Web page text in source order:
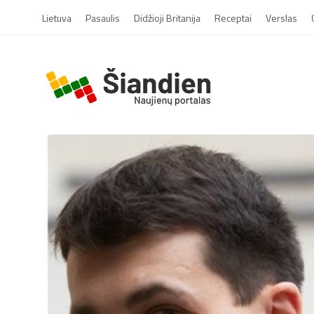
Lietuva Pasaulis Didžioji Britanija Receptai Verslas
S
d
i